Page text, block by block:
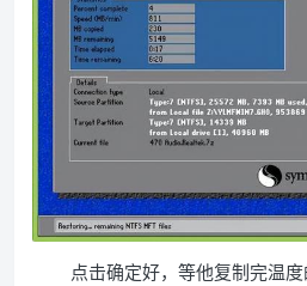
点击确定好，等他复制完温